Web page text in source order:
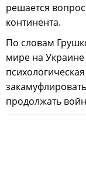
решается
континента.
По словам
мире на
продолжать